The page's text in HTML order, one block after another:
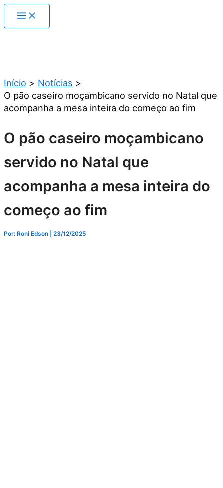
para
Início
Notícias
O pão caseiro moçambicano servido no Natal que
acompanha a mesa inteira do começo ao fim
O pão caseiro moçambicano
servido no Natal que
acompanha a mesa inteira do
começo ao fim
Por: Roni Edson | 23/12/2025